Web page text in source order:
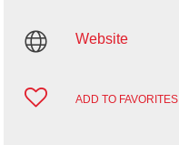
Website
ADD TO FAVORITES